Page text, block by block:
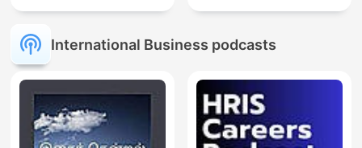
International Business podcasts